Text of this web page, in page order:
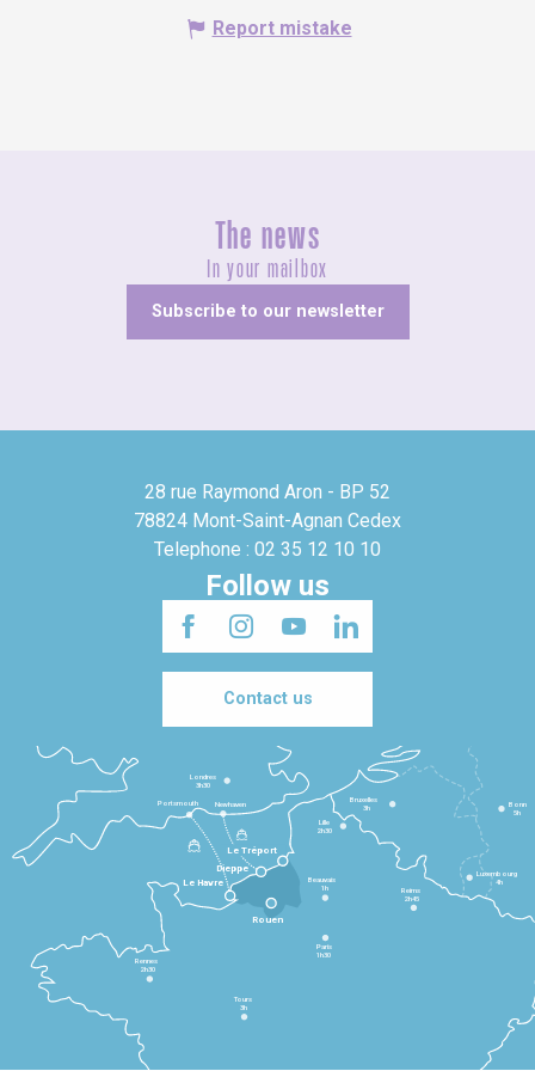
Report mistake
The news
In your mailbox
Subscribe to our newsletter
28 rue Raymond Aron - BP 52
78824 Mont-Saint-Agnan Cedex
Telephone : 02 35 12 10 10
Follow us
Contact us
Le Havre
Dieppe
Le Tréport
Rennes
2h30
Tours
3h
Paris
1h30
Beauvais
1h
Reims
2h45
Lille
2h30
Bruxelles
3h
Londres
3h30
Newhaven
Portsmouth
Bonn
5h
Luxembourg
4h
Rouen